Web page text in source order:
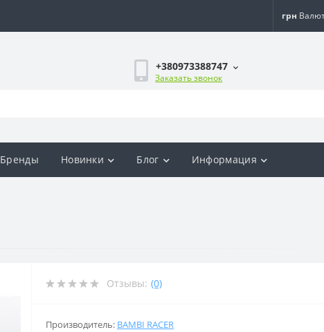
грн
+380973388747
Заказать звонок
Бренды Новинки Блог Информация
Отзывы: (0)
Производитель: BAMBI RACER